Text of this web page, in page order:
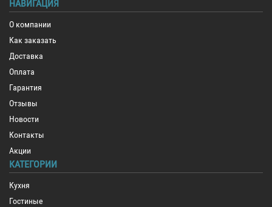
НАВИГАЦИЯ
О компании
Как заказать
Доставка
Оплата
Гарантия
Отзывы
Новости
Контакты
Акции
КАТЕГОРИИ
Кухня
Гостиные